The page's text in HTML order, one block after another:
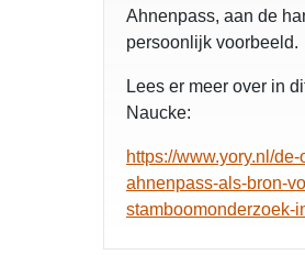
Ahnenpass, aan de
persoonlijk voorbeeld.
Lees er meer over in
Naucke:
https://www.yory.nl/
ahnenpass-als-bron-
stamboomonderzoek-